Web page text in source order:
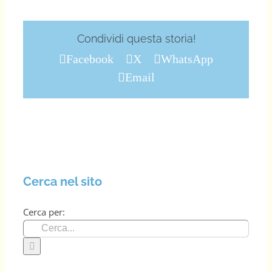
Condividi questa storia!
Facebook X
WhatsApp
Email
Cerca nel sito
Cerca per: